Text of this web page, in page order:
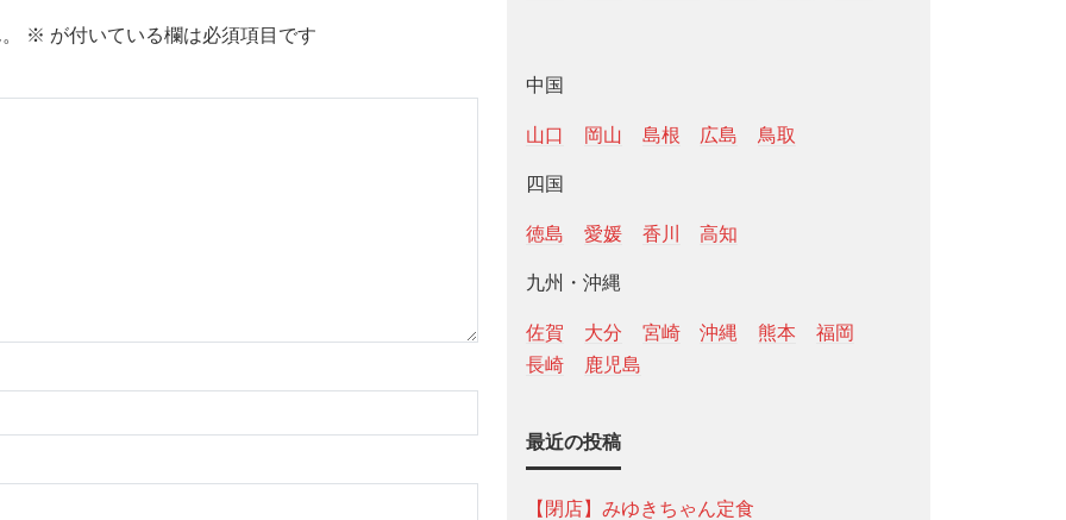
※ が付いている欄は必須項目です
中国
山口 岡山 島根 広島 鳥取
四国
徳島 愛媛 香川 高知
九州・沖縄
佐賀 大分 宮崎 沖縄 熊本
福岡
長崎
鹿児島
最近の投稿
【閉店】みゆきちゃん定食